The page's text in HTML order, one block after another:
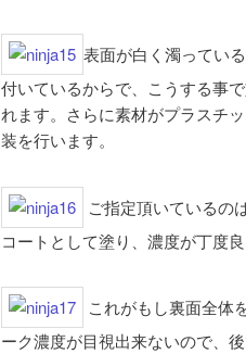
表面が白く濁ってい
付いているからで、こうする事
れます。さらに素材がプラスチ
装を行います。
ご指定頂いているの
コートとして塗り、濃度が丁度
これがもし裏面全体
ーク濃度が目視出来ないので、